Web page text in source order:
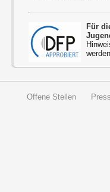
Für
Offene Stellen